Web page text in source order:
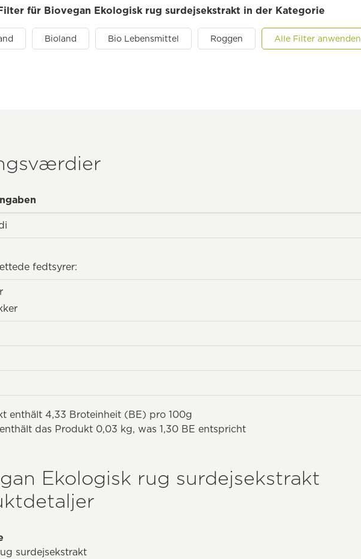
für Biovegan Ekologisk rug surdejsekstrakt in der Kategorie
Bioland Bio Lebensmittel Roggen Alle Filter anwenden
fedtsyrer:
enthält 4,33 Broteinheit (BE) pro 100g
das Produkt 0,03 kg, was 1,30 BE entspricht
Ekologisk rug surdejsekstrakt
surdejsekstrakt